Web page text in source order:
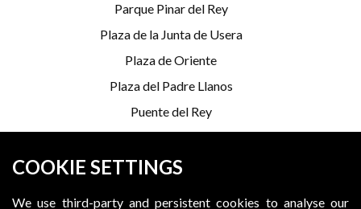
COOKIE SETTINGS
We use third-party and persistent cookies to analyse our
Parque Pinar del Rey
Plaza de la Junta de Usera
Plaza de Oriente
Plaza del Padre Llanos
Puente del Rey
Serrería Belga
*Programming is subject to change